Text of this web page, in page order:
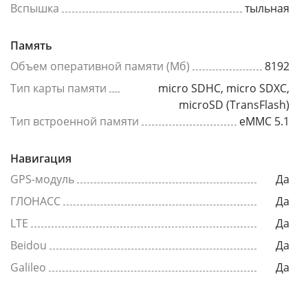
Вспышка
тыльная
Память
Объем оперативной памяти (Мб)
8192
Тип карты памяти
micro SDHC, micro SDXC,
microSD (TransFlash)
Тип встроенной памяти
eMMC 5.1
Навигация
GPS-модуль
Да
ГЛОНАСС
Да
LTE
Да
Beidou
Да
Galileo
Да